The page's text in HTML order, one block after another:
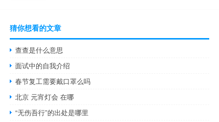
猜你想看的文章
查查是什么意思
面试中的自我介绍
春节复工需要戴口罩么吗
北京 元宵灯会 在哪
“无伤吾行”的出处是哪里